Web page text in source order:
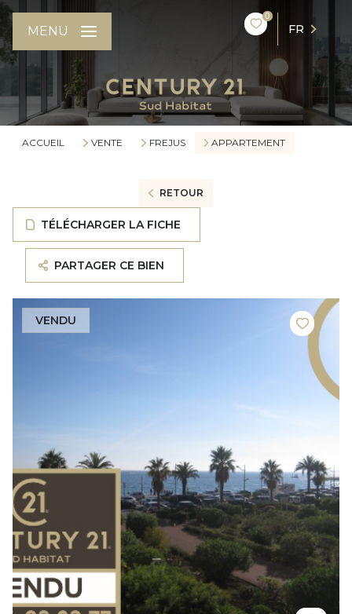
0
FR
MENU
ACCUEIL VENTE FREJUS APPARTEMENT
RETOUR
TÉLÉCHARGER LA FICHE
PARTAGER CE BIEN
VENDU